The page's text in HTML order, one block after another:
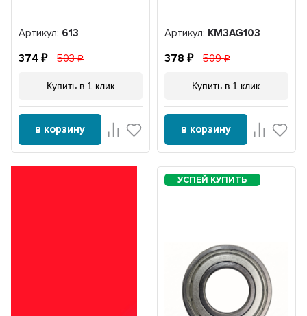
Артикул: 613
374 503
Купить в 1 клик
в корзину
Артикул: KM3AG103
378 509
Купить в 1 клик
в корзину